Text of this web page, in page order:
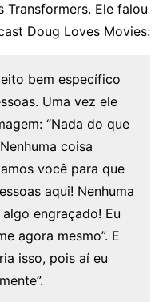
Transformers. Ele falou
Doug Loves Movies:
bem específico
Uma vez ele
“Nada do que
coisa
você para que
aqui! Nenhuma
engraçado! Eu
agora mesmo”. E
isso, pois aí eu